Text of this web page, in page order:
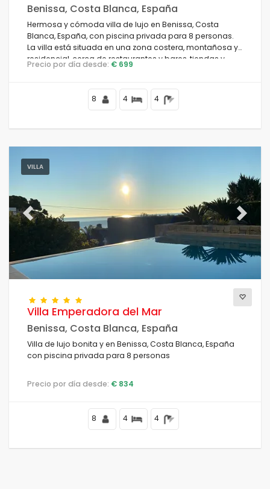
Benissa, Costa Blanca, España
Hermosa y cómoda villa de lujo en Benissa, Costa
Blanca, España, con piscina privada para 8 personas.
La villa está situada en una zona costera, montañosa y
residencial, cerca de restaurantes y bares, tiendas y
supermercados, y a 2 km de la playa.
Precio por día desde: € 699
8 4 4
VILLA
Previous Next
Villa Emperadora del Mar
Benissa, Costa Blanca, España
Villa de lujo bonita y en Benissa, Costa Blanca, España
con piscina privada para 8 personas
Precio por día desde: € 834
8 4 4